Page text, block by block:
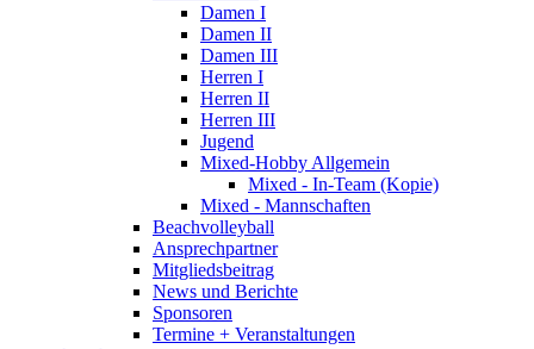
Damen I
Damen II
Damen III
Herren I
Herren II
Herren III
Jugend
Mixed-Hobby Allgemein
Mixed - In-Team (Kopie)
Mixed - Mannschaften
Beachvolleyball
Ansprechpartner
Mitgliedsbeitrag
News und Berichte
Sponsoren
Termine + Veranstaltungen